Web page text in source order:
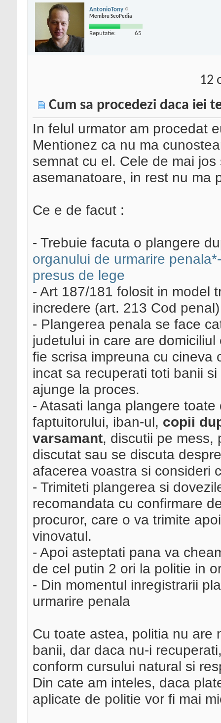
AntonioTony
Membru SeoPedia
Reputatie: 65
12
Cum sa procedezi daca iei
In felul urmator am procedat
Mentionez ca nu ma
semnat cu el. Cele de mai
asemanatoare, in rest nu ma
Ce e de facut :
- Trebuie facuta o plangere
organului de urmarire
presus de lege
- Art 187/181 folosit in model
incredere (art. 213 Cod
- Plangerea penala se face
judetului in care are
fie scrisa impreuna cu cineva
incat sa recuperati toti banii
ajunge la proces.
- Atasati langa plangere
faptuitorului, iban-ul, copii
varsamant, discutii pe mess,
discutat sau se discuta
afacerea voastra si consideri
- Trimiteti plangerea si
recomandata cu confirmare
procuror, care o va trimite
vinovatul.
- Apoi asteptati pana va
de cel putin 2 ori la politie in
- Din momentul inregistrarii
urmarire penala
Cu toate astea, politia nu are
banii, dar daca nu-i
conform cursului natural si
Din cate am inteles, daca
aplicate de politie vor fi mai